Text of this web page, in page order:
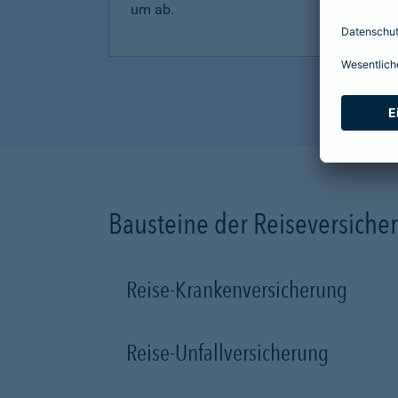
um ab.
Bausteine der
Reise-Krankenversicherung
Reise-Unfallversicherung